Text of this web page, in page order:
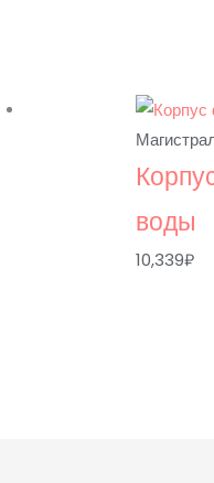
воды
10,339₽